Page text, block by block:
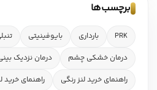
برچسب‌ها
PRK بارداری بایوفینیتی
درمان خشکی چشم
درمان نزدیک
راهنمای خرید لنز رنگی
راهنمای خرید